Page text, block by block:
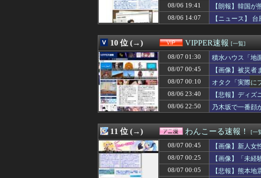
08/07 00:35
【朗報】秋田にアラブが2兆
08/07 00:35
【衝撃】メイウェザー「恵ま
08/07 00:35
音楽理論の知識無しや楽器の
08/07 00:33
【画像】佳子さまが履いてそ
08/07 00:32
涌井秀章(40) 2.88 3勝1敗 4QS
08/07 00:31
韓国人「とある日本の飲食店
08/07 00:30
【画像】田舎特有の「謎の神
08/07 00:30
【FEH】見切り予知の下地、
08/07 00:30
日産e-power、無給油で
08/07 00:30
◆悲報◆韓国紙、W杯GL敗退
08/07 00:30
【原神】アズプロもただの美
08/07 00:30
【サッカー】J2開幕戦、最多
08/07 00:29
ライザの公式AIゲーム、エッ
08/07 00:27
【モンハンワイルズ】ワイル
08/07 00:25
【愕然】大学生ワイ、人妻の
08/07 00:25
【画像】「未経験チー牛」に
08/07 00:22
ヒロイン攻略後に始まる‘エク
08/07 00:21
【新台評価】パチンコ「eア
08/06 19:41
【朗報】韓国
08/06 14:07
【ニュース】
10 位 (→) VIPPER速報 [一覧]
08/07 01:30
積水ハウス「地
08/07 00:45
【画像】被災
08/07 00:10
オタク「実際に
08/06 23:40
【悲報】ディ
08/06 22:50
乃木坂で一番顔
11 位 (→) わんこーる速報！ [一
08/07 00:45
【画像】新人
08/07 00:25
【画像】「未
08/07 00:05
【悲報】熊本